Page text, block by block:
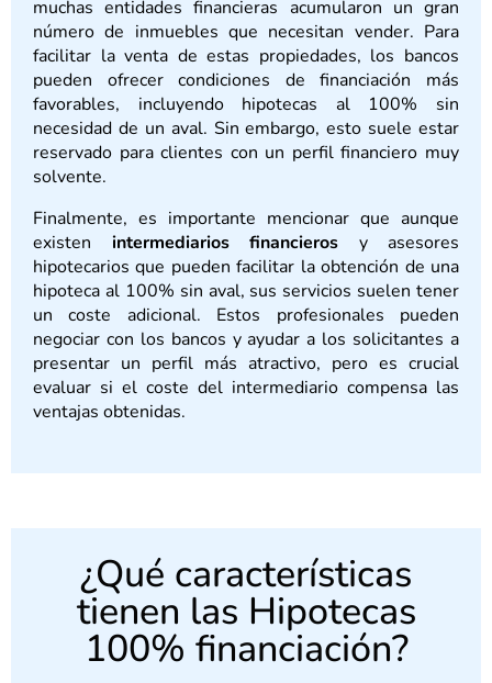
muchas entidades financieras acumularon un gran
número de inmuebles que necesitan vender. Para
facilitar la venta de estas propiedades, los bancos
pueden ofrecer condiciones de financiación más
favorables, incluyendo hipotecas al 100% sin
necesidad de un aval. Sin embargo, esto suele estar
reservado para clientes con un perfil financiero muy
solvente.
Finalmente, es importante mencionar que aunque
existen intermediarios financieros y asesores
hipotecarios que pueden facilitar la obtención de una
hipoteca al 100% sin aval, sus servicios suelen tener
un coste adicional. Estos profesionales pueden
negociar con los bancos y ayudar a los solicitantes a
presentar un perfil más atractivo, pero es crucial
evaluar si el coste del intermediario compensa las
ventajas obtenidas.
¿Qué características
tienen las Hipotecas
100% financiación?